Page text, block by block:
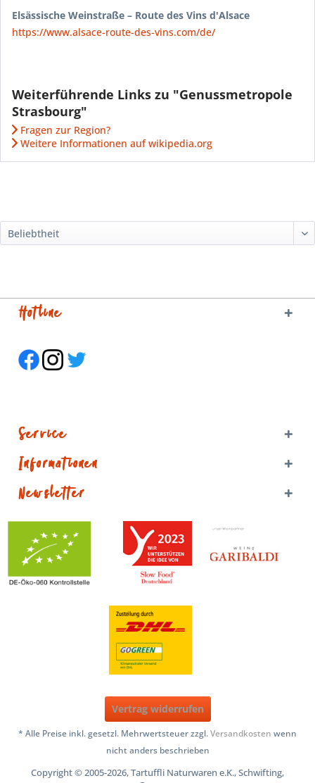
Elsässische Weinstraße – Route des Vins d'Alsace
https://www.alsace-route-des-vins.com/de/
Weiterführende Links zu "Genussmetropole
Strasbourg"
Fragen zur Region?
Weitere Informationen auf wikipedia.org
Hotline
Service
Informationen
Newsletter
Vertrag widerrufen
* Alle Preise inkl. gesetzl. Mehrwertsteuer zzgl.Versandkosten wenn
nicht anders beschrieben
Copyright © 2005-2026, Tartuffli Naturwaren e.K., Schwifting,